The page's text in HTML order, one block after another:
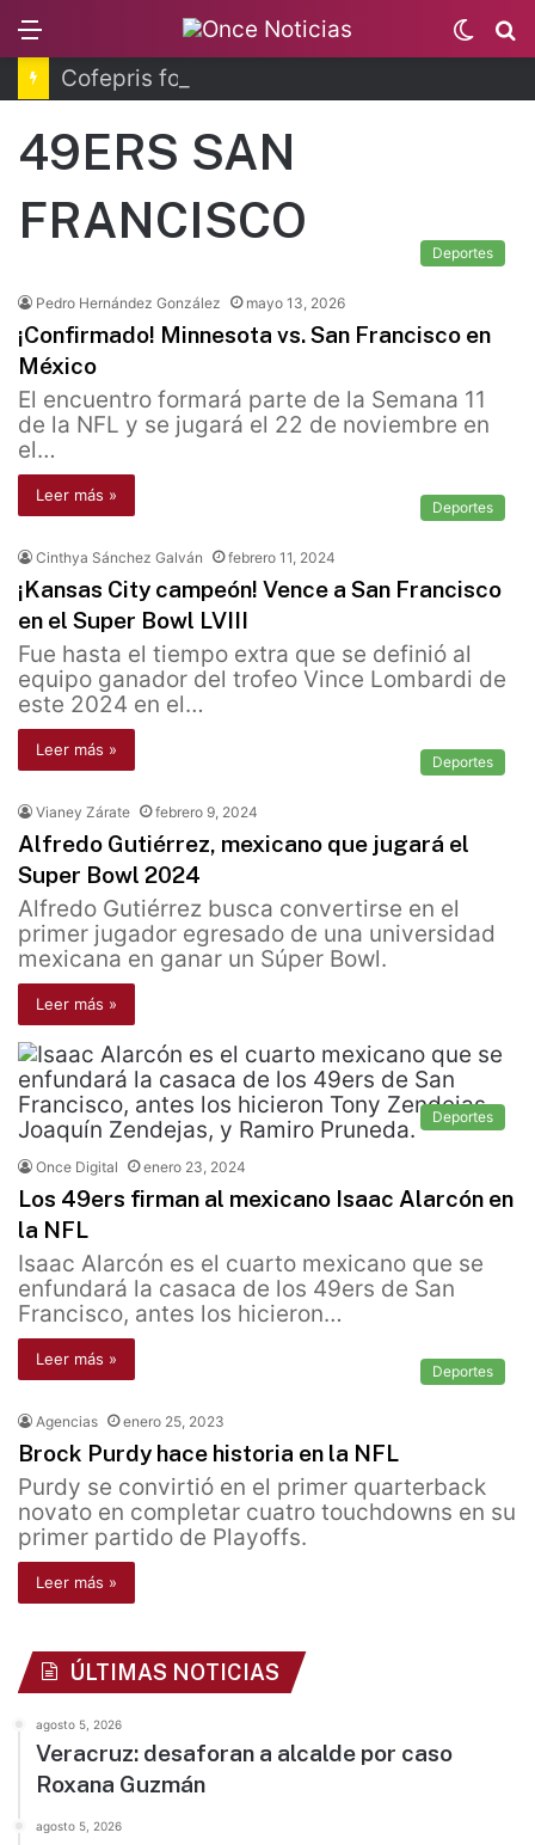
Switch
skin
49ERS SAN
FRANCISCO
Deportes
Pedro Hernández González mayo 13, 2026
¡Confirmado! Minnesota vs. San Francisco en
México
El encuentro formará parte de la Semana 11
de la NFL y se jugará el 22 de noviembre en
el…
Leer más »
Deportes
Cinthya Sánchez Galván febrero 11, 2024
¡Kansas City campeón! Vence a San Francisco
en el Super Bowl LVIII
Fue hasta el tiempo extra que se definió al
equipo ganador del trofeo Vince Lombardi de
este 2024 en el…
Leer más »
Deportes
Vianey Zárate febrero 9, 2024
Alfredo Gutiérrez, mexicano que jugará el
Super Bowl 2024
Alfredo Gutiérrez busca convertirse en el
primer jugador egresado de una universidad
mexicana en ganar un Súper Bowl.
Leer más »
Deportes
Once Digital enero 23, 2024
Los 49ers firman al mexicano Isaac Alarcón en
la NFL
Isaac Alarcón es el cuarto mexicano que se
enfundará la casaca de los 49ers de San
Francisco, antes los hicieron…
Leer más »
Deportes
Agencias enero 25, 2023
Brock Purdy hace historia en la NFL
Purdy se convirtió en el primer quarterback
novato en completar cuatro touchdowns en su
primer partido de Playoffs.
Leer más »
ÚLTIMAS NOTICIAS
agosto 5, 2026
Veracruz: desaforan a alcalde por caso
Roxana Guzmán
agosto 5, 2026